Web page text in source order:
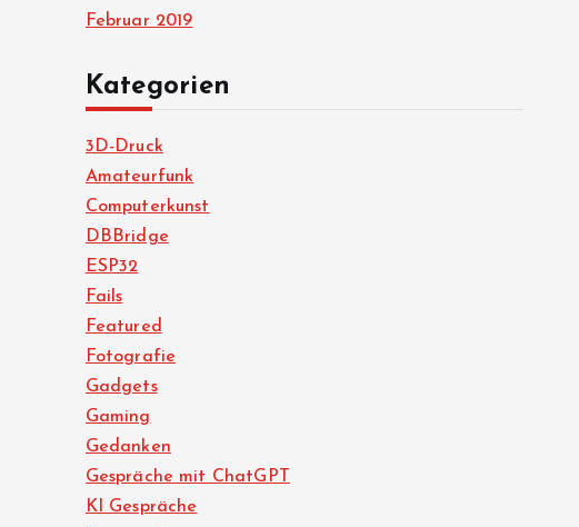
Februar 2019
Kategorien
3D-Druck
Amateurfunk
Computerkunst
DBBridge
ESP32
Fails
Featured
Fotografie
Gadgets
Gaming
Gedanken
Gespräche mit ChatGPT
KI Gespräche